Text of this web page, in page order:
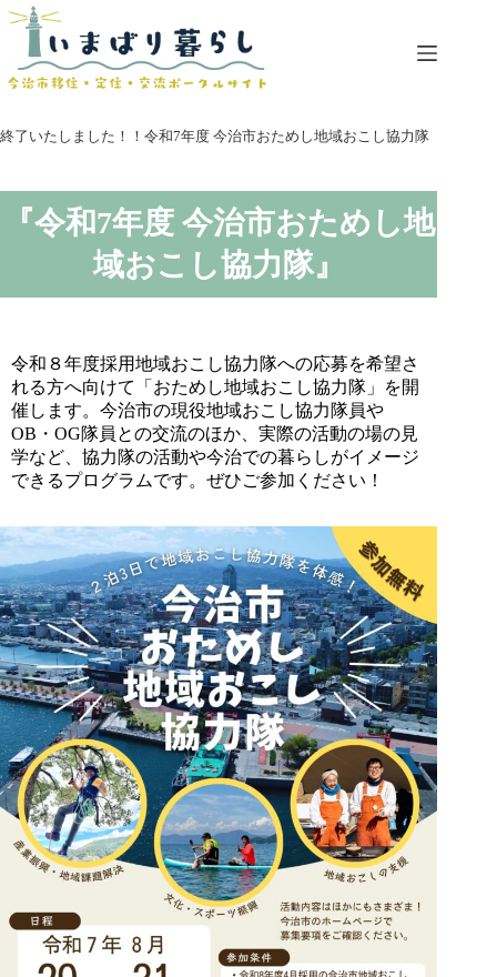
コ
ン
へ
ス
ッ
終了いたしました！！令和7年度 今治市おためし地域おこし協力隊
『令和7年度 今治市おためし地
域おこし協力隊』
令和８年度採用地域おこし協力隊への応募を希望さ
れる方へ向けて「おためし地域おこし協力隊」を開
催します。今治市の現役地域おこし協力隊員や
OB・OG隊員との交流のほか、実際の活動の場の見
学など、協力隊の活動や今治での暮らしがイメージ
できるプログラムです。ぜひご参加ください！